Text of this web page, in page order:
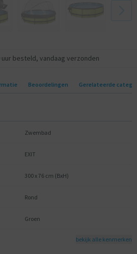
uur besteld, vandaag verzonden
Beoordelingen Gerelateerde
Zwembad
EXIT
300 x 76 cm (BxH)
Rond
Groen
bekijk alle kenmerken